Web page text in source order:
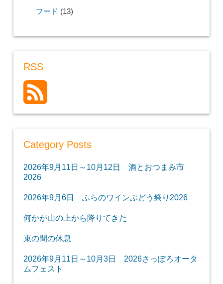
フード (13)
RSS
Category Posts
2026年9月11日～10月12日 酒とおつまみ市
2026
2026年9月6日 ふらのワインぶどう祭り2026
何かが山の上から降りてきた
束の間の休息
2026年9月11日～10月3日 2026さっぽろオータ
ムフェスト